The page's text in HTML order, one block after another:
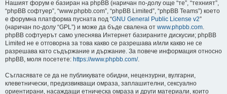
Нашият форум е базиран на phpBB (наричан по-долу още “те”, “техният”,
“phpBB софтуер”, “www.phpbb.com”, “phpBB Limited”, “phpBB Teams”) което
е форумна платформа пусната под “GNU General Public License v2”
(наричан по-долу “GPL”) и може да бъде свалена от www.phpbb.com.
phpBB софтуерът само улеснява Интернет базираните дискусии; phpBB
Limited не е отговорна за това какво се разрешава и/или какво не се
разрешава като съдържание и държание. За повече информация относно
phpBB, моля посетете: https://www.phpbb.com/.
Съгласявате се да не публикувате обидни, нецензурни, вулгарни,
клеветнически, предизвикващи омраза, заплашителни, сексуално
ориентирани, насаждащи етническа омраза и други материали, които